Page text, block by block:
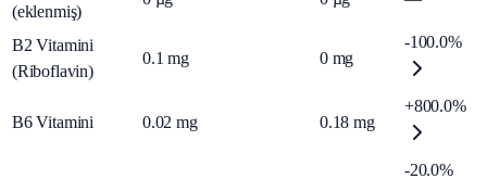
(eklenmiş)
B2 Vitamini
(Riboflavin)
0.1 mg 0 mg
-100.0%
B6 Vitamini 0.02 mg 0.18 mg
+800.0%
-20.0%